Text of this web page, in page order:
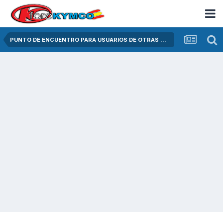
PUNTO DE ENCUENTRO PARA USUARIOS DE OTRAS MARCAS